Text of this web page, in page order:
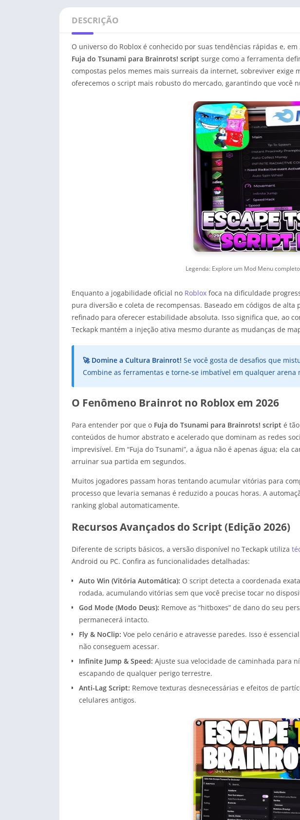
DESCRIÇÃO
O universo do Roblox é conhecido por suas tendências rápidas e,
Fuja do Tsunami para Brainrots! script surge como a ferramenta
compostas pelos memes mais surreais da internet, sobreviver
oferecemos o script mais robusto do mercado, garantindo que você
Legenda: Explore um Mod Menu
Enquanto a jogabilidade oficial no Roblox foca na dificuldade
pura diversão e coleta de recompensas. Baseado em códigos de
refinado para oferecer estabilidade absoluta. Isso significa que, ao
Teckapk mantém a injeção ativa mesmo durante as mudanças de
🚀 Domine a Cultura Brainrot! Se você gosta de desafios que
Combine as ferramentas e torne-se imbatível em qualquer arena
O Fenômeno Brainrot no Roblox em 2026
Para entender por que o Fuja do Tsunami para Brainrots! script é
conteúdos de humor abstrato e acelerado que dominam as redes
imprevisível. Em “Fuja do Tsunami”, a água não é apenas água;
arruinar sua partida em segundos.
Muitos jogadores passam horas tentando acumular vitórias para
processo que levaria semanas é reduzido a poucas horas. A
ranking global automaticamente.
Recursos Avançados do Script (Edição 2026)
Diferente de scripts básicos, a versão disponível no Teckapk utiliza
Android ou PC. Confira as funcionalidades detalhadas:
Auto Win (Vitória Automática): O script detecta a coordenada
rodada, acumulando vitórias sem que você precise tocar no
God Mode (Modo Deus): Remove as “hitboxes” de dano do seu
permanecerá intacto.
Fly & NoClip: Voe pelo cenário e atravesse paredes. Isso é
não conseguem acessar.
Infinite Jump & Speed: Ajuste sua velocidade de caminhada para
escapando de qualquer perigo terrestre.
Anti-Lag Script: Remove texturas desnecessárias e efeitos de
celulares antigos.